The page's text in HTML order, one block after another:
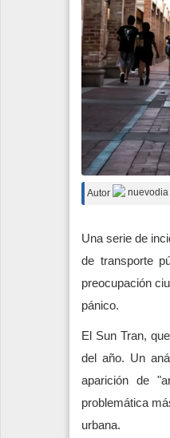
Autor nuevodia
Una serie de
de transporte
preocupación
pánico.
El Sun Tran,
del año. Un
aparición de
problemática
urbana.